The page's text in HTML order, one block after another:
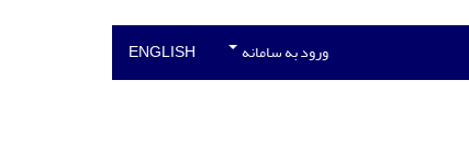
ورود به سامانه ENGLISH